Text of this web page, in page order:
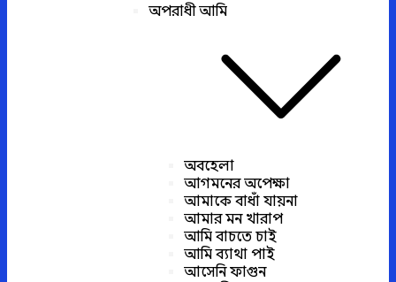
অপরাধী আমি
অবহেলা
আগমনের অপেক্ষা
আমাকে বাধাঁ যায়না
আমার মন খারাপ
আমি বাচতে চাই
আমি ব্যাথা পাই
আসেনি ফাগুন